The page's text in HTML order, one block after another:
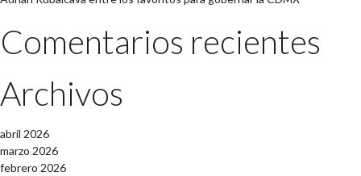
Comentarios recientes
Archivos
abril 2026
marzo 2026
febrero 2026